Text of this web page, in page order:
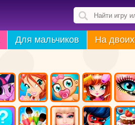
Для мальчиков На двоих